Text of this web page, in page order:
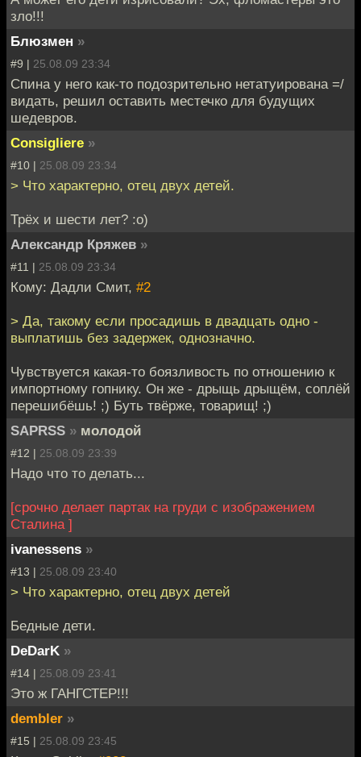
зло!!!
Блюзмен »
#9 | 25.08.09 23:34
Спина у него как-то подозрительно нетатуирована =/
видать, решил оставить местечко для будущих
шедевров.
Consigliere »
#10 | 25.08.09 23:34
> Что характерно, отец двух детей.
Трёх и шести лет? :o)
Александр Кряжев »
#11 | 25.08.09 23:34
Кому: Дадли Смит, #2
> Да, такому если просадишь в двадцать одно -
выплатишь без задержек, однозначно.
Чувствуется какая-то боязливость по отношению к
импортному гопнику. Он же - дрыщь дрыщём, соплёй
перешибёшь! ;) Буть твёрже, товарищ! ;)
SAPRSS » молодой
#12 | 25.08.09 23:39
Надо что то делать...
[срочно делает партак на груди с изображением
Сталина ]
ivanessens »
#13 | 25.08.09 23:40
> Что характерно, отец двух детей
Бедные дети.
DeDarK »
#14 | 25.08.09 23:41
Это ж ГАНГСТЕР!!!
dembler »
#15 | 25.08.09 23:45